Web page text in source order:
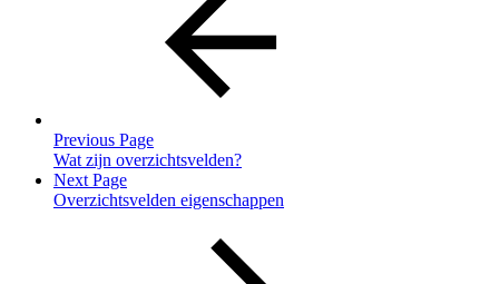
Previous Page
Wat zijn overzichtsvelden?
Next Page
Overzichtsvelden eigenschappen